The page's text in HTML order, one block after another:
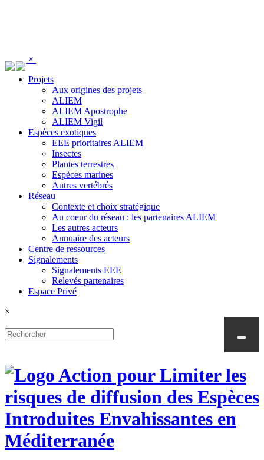
×
Projets
Aux origines des projets
ALIEM
ALIEM Apostrophe
ALIEM Vigil
Espèces exotiques
EEE prioritaires ALIEM
Insectes
Plantes terrestres
Espèces marines
Autres vertébrés
Réseau
Contexte et choix stratégique
Au coeur du réseau : les partenaires ALIEM
Les autres acteurs
Annuaire des acteurs
Centre de ressources
Signalements
Signalements EEE
Relevés partenaires
Espace Privé
×